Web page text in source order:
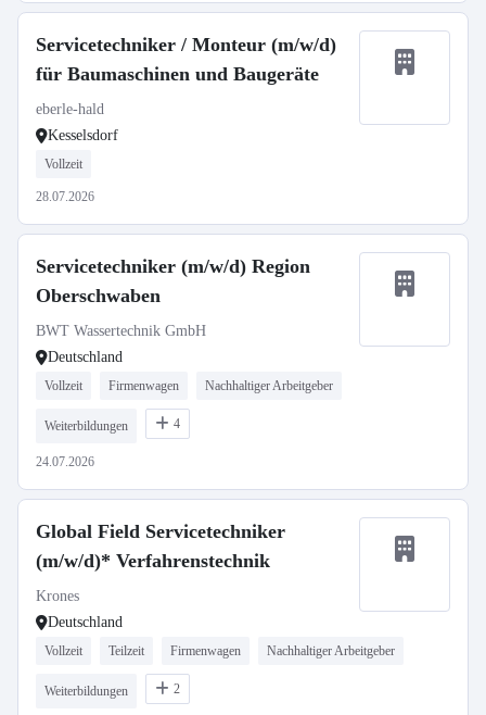
Servicetechniker / Monteur (m/w/d)
für Baumaschinen und Baugeräte
eberle-hald
Kesselsdorf
Vollzeit
28.07.2026
Servicetechniker (m/w/d) Region
Oberschwaben
BWT Wassertechnik GmbH
Deutschland
Vollzeit Firmenwagen Nachhaltiger Arbeitgeber
Weiterbildungen 4
24.07.2026
Global Field Servicetechniker
(m/w/d)* Verfahrenstechnik
Krones
Deutschland
Vollzeit Teilzeit Firmenwagen Nachhaltiger Arbeitgeber
Weiterbildungen 2